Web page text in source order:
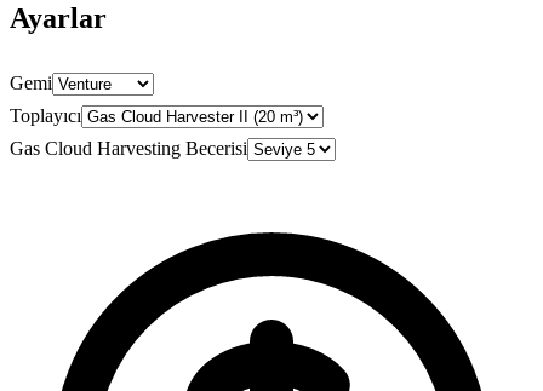
Ayarlar
Gemi
Toplayıcı
Gas Cloud Harvesting Becerisi